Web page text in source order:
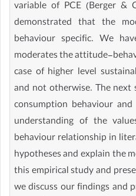
variable of PCE (Berger &
demonstrated that the
behaviour specific. We
moderates the attitude-
case of higher level
and not otherwise. The next
consumption behaviour
understanding of the
behaviour relationship in
hypotheses and explain the
this empirical study and
we discuss our findings and